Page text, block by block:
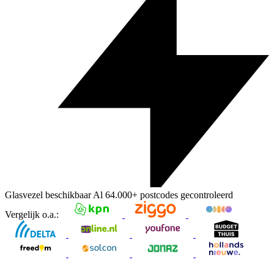
Glasvezel beschikbaarAl 64.000+ postcodes gecontroleerd
Vergelijk o.a.: